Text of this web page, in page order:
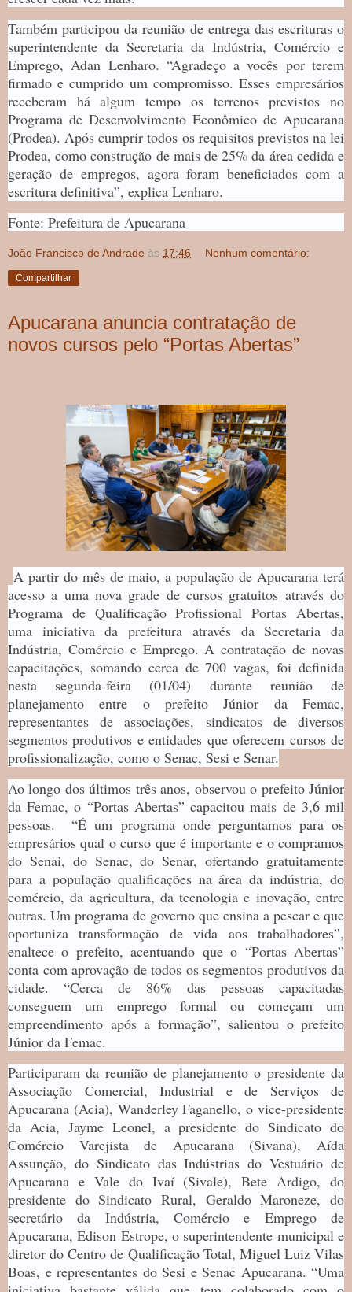
Também participou da reunião de entrega das escrituras o
superintendente da Secretaria da Indústria, Comércio e
Emprego, Adan Lenharo. “Agradeço a vocês por terem
firmado e cumprido um compromisso. Esses empresários
receberam há algum tempo os terrenos previstos no
Programa de Desenvolvimento Econômico de Apucarana
(Prodea). Após cumprir todos os requisitos previstos na lei
Prodea, como construção de mais de 25% da área cedida e
geração de empregos, agora foram beneficiados com a
escritura definitiva”, explica Lenharo.
Fonte: Prefeitura de Apucarana
João Francisco de Andrade às 17:46 Nenhum comentário:
Compartilhar
Apucarana anuncia contratação de
novos cursos pelo “Portas Abertas”
A partir do mês de maio, a população de Apucarana terá
acesso a uma nova grade de cursos gratuitos através do
Programa de Qualificação Profissional Portas Abertas,
uma iniciativa da prefeitura através da Secretaria da
Indústria, Comércio e Emprego. A contratação de novas
capacitações, somando cerca de 700 vagas, foi definida
nesta segunda-feira (01/04) durante reunião de
planejamento entre o prefeito Júnior da Femac,
representantes de associações, sindicatos de diversos
segmentos produtivos e entidades que oferecem cursos de
profissionalização, como o Senac, Sesi e Senar.
Ao longo dos últimos três anos, observou o prefeito Júnior
da Femac, o “Portas Abertas” capacitou mais de 3,6 mil
pessoas. “É um programa onde perguntamos para os
empresários qual o curso que é importante e o compramos
do Senai, do Senac, do Senar, ofertando gratuitamente
para a população qualificações na área da indústria, do
comércio, da agricultura, da tecnologia e inovação, entre
outras. Um programa de governo que ensina a pescar e que
oportuniza transformação de vida aos trabalhadores”,
enaltece o prefeito, acentuando que o “Portas Abertas”
conta com aprovação de todos os segmentos produtivos da
cidade. “Cerca de 86% das pessoas capacitadas
conseguem um emprego formal ou começam um
empreendimento após a formação”, salientou o prefeito
Júnior da Femac.
Participaram da reunião de planejamento o presidente da
Associação Comercial, Industrial e de Serviços de
Apucarana (Acia), Wanderley Faganello, o vice-presidente
da Acia, Jayme Leonel, a presidente do Sindicato do
Comércio Varejista de Apucarana (Sivana), Aída
Assunção, do Sindicato das Indústrias do Vestuário de
Apucarana e Vale do Ivaí (Sivale), Bete Ardigo, do
presidente do Sindicato Rural, Geraldo Maroneze, do
secretário da Indústria, Comércio e Emprego de
Apucarana, Edison Estrope, o superintendente municipal e
diretor do Centro de Qualificação Total, Miguel Luiz Vilas
Boas, e representantes do Sesi e Senac Apucarana. “Uma